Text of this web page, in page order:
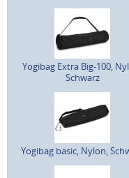
Yogibag Extra Big-100,
Schwarz
Yogibag basic, Nylon,